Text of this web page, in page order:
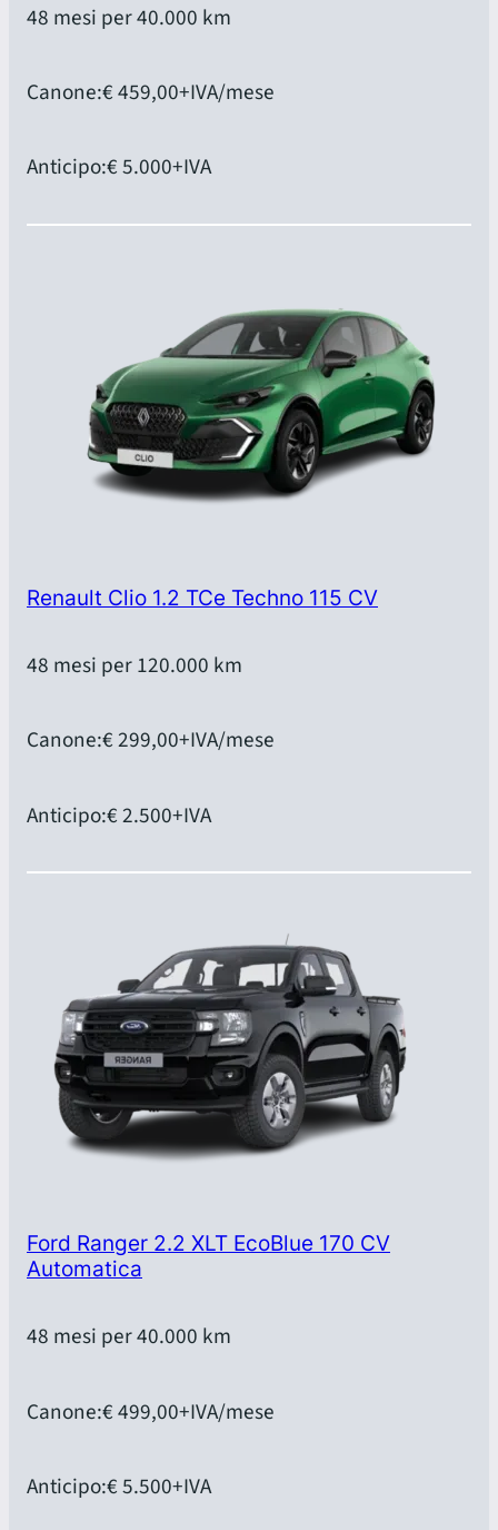
48 mesi per 40.000 km
Canone:€ 459,00+IVA/mese
Anticipo:€ 5.000+IVA
Renault Clio 1.2 TCe Techno 115 CV
48 mesi per 120.000 km
Canone:€ 299,00+IVA/mese
Anticipo:€ 2.500+IVA
Ford Ranger 2.2 XLT EcoBlue 170 CV
Automatica
48 mesi per 40.000 km
Canone:€ 499,00+IVA/mese
Anticipo:€ 5.500+IVA